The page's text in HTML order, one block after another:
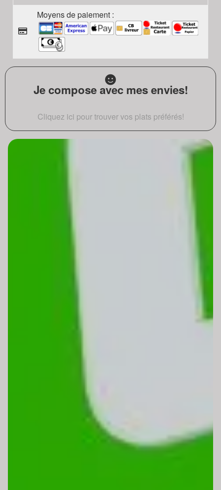
Moyens de paiement :
Je compose avec mes envies!
Cliquez ici pour trouver vos plats préférés!